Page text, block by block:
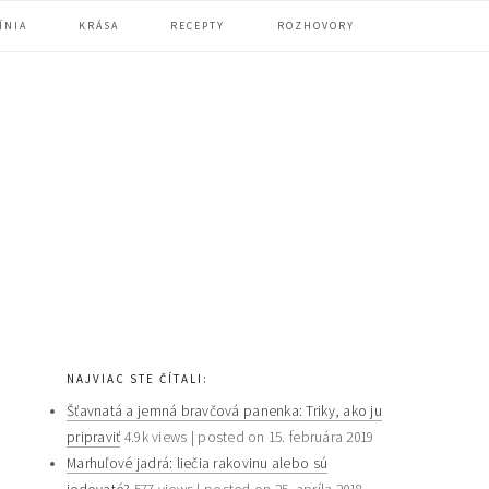
KRÁSA RECEPTY ROZHOVORY
primary
sidebar
NAJVIAC STE ČÍTALI:
Šťavnatá a jemná bravčová panenka: Triky, ako ju
pripraviť 4.9k views | posted on 15. februára 2019
Marhuľové jadrá: liečia rakovinu alebo sú